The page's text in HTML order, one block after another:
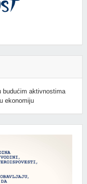
budućim aktivnostima
ekonomiju